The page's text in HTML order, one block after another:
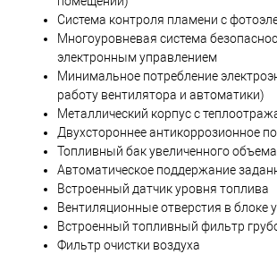
Система контроля пламени с
Многоуровневая система
электронным управлением
Минимальное потребление
работу вентилятора и автоматики)
Металлический корпус с
Двухстороннее антикоррозионное
Топливный бак увеличенного объема
Автоматическое поддержание
Встроенный датчик уровня топлива
Вентиляционные отверстия в блоке
Встроенный топливный фильтр
Фильтр очистки воздуха